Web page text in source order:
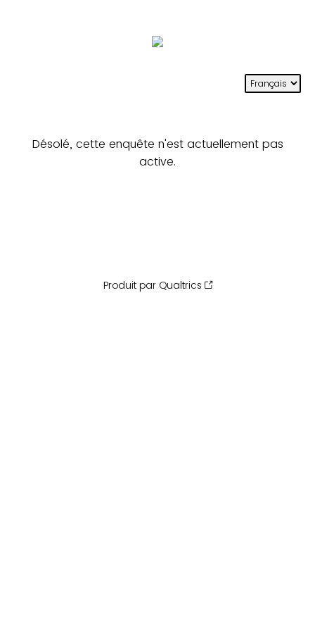
Désolé, cette enquête n'est actuellement pas
active.
Produit par Qualtrics